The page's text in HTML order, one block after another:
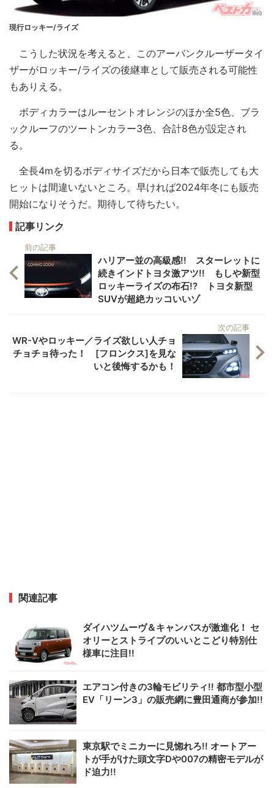
現行ロッキー/ライズ
こうした状況を考えると、このアーバンクルーザータイ
ザーがロッキー/ライズの後継車として販売される可能性
もありえる。
ボディカラーはルーセントオレンジのほか全5色、ブラ
ックルーフのツートンカラー3色、合計8色が設定され
る。
全長4mを切るボディサイズだから日本で販売しても大
ヒットは間違いないところ。早ければ2024年冬にも販売
開始になりそうだ。期待して待ちたい。
記事リンク
前の記事
ハリアー並の高級感!! スターレットに
続きインドトヨタ激アツ!! もしや新型
ロッキーライズの布石!? トヨタ新型
SUVが超絶カッコいいゾ
次の記事
WR-Vやロッキー／ライズ欲しい人チョ
チョチョ待った！ [フロンクス]を見な
いと後悔するかも！
関連記事
ダイハツムーヴ＆キャンバスが激進化！ セ
オリーとストライプのいいとこどり特別仕
様車に注目!!
エアコン付きの3輪モビリティ!! 都市型小型
EV「リーン3」の販売網に豊田通商が参加!!
東京駅でミニカーに見惚れろ!! オートアー
トが手がけた頭文字Dや007の精密モデルが
ド迫力!!